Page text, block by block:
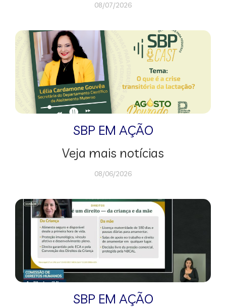
08/07/2026
SBP EM AÇÃO
Veja mais notícias
08/06/2026
SBP EM AÇÃO